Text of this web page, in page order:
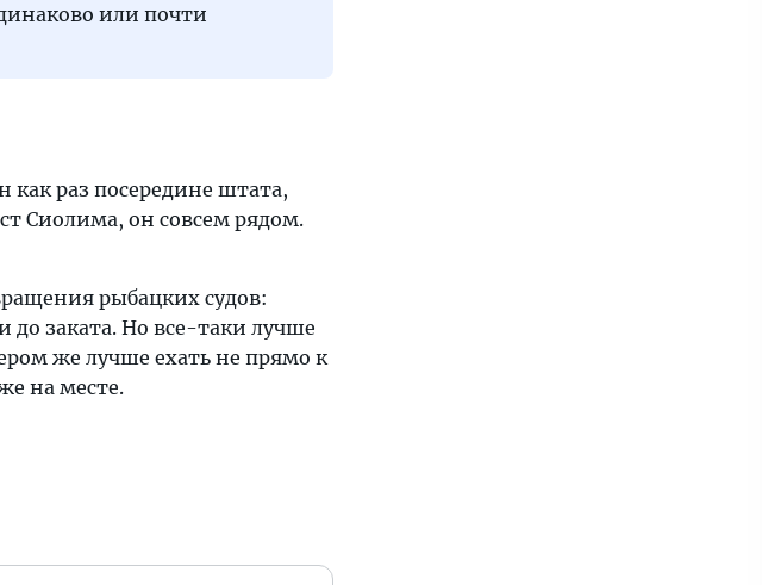
или почти
раз посередине штата,
Сиолима, он совсем рядом.
рыбацких судов:
до заката. Но все-таки лучше
же лучше ехать не прямо к
на месте.